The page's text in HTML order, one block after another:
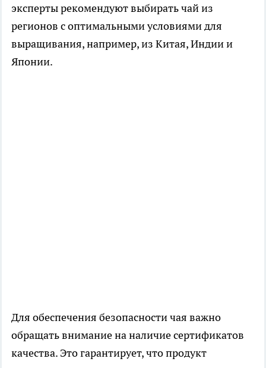
эксперты рекомендуют выбирать чай из
регионов с оптимальными условиями для
выращивания, например, из Китая, Индии и
Японии.
Для обеспечения безопасности чая важно
обращать внимание на наличие сертификатов
качества. Это гарантирует, что продукт